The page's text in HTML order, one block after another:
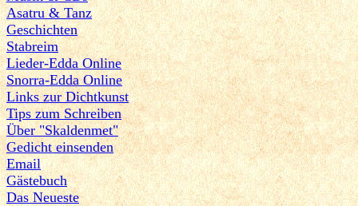
Asatru & Tanz
Geschichten
Stabreim
Lieder-Edda Online
Snorra-Edda Online
Links zur Dichtkunst
Tips zum Schreiben
Über "Skaldenmet"
Gedicht einsenden
Email
Gästebuch
Das Neueste